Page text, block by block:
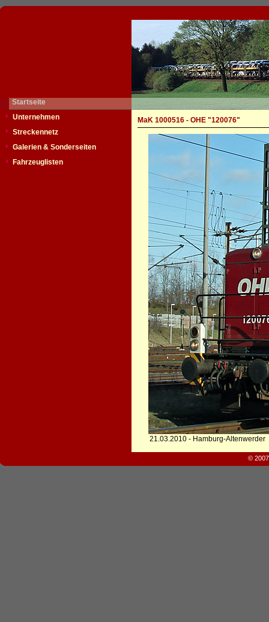
Startseite
Unternehmen
Streckennetz
Galerien & Sonderseiten
Fahrzeuglisten
MaK 1000516 - OHE "120076"
21.03.2010 - Hamburg-Altenwerder
©